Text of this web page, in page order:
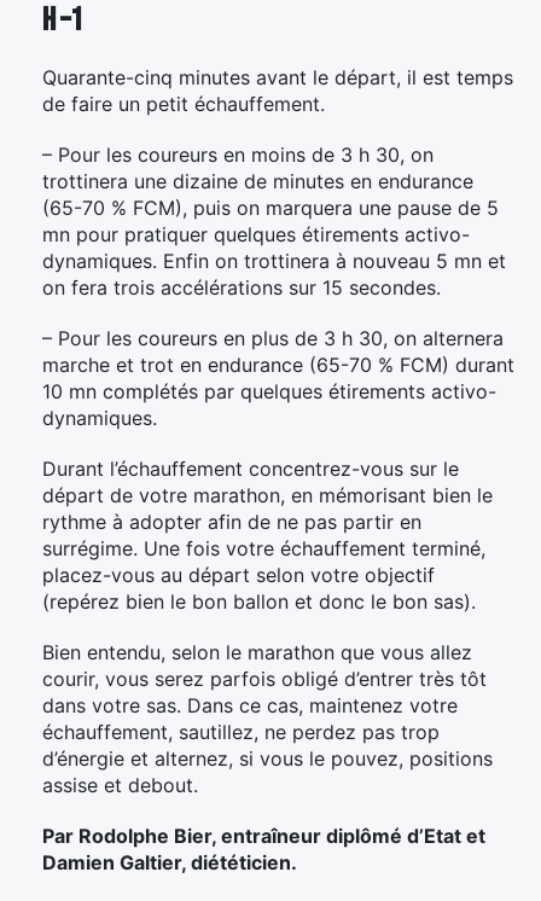
H –1
Quarante-cinq minutes avant le départ, il est temps
de faire un petit échauffement.
– Pour les coureurs en moins de 3 h 30, on
trottinera une dizaine de minutes en endurance
(65-70 % FCM), puis on marquera une pause de 5
mn pour pratiquer quelques étirements activo-
dynamiques. Enfin on trottinera à nouveau 5 mn et
on fera trois accélérations sur 15 secondes.
– Pour les coureurs en plus de 3 h 30, on alternera
marche et trot en endurance (65-70 % FCM) durant
10 mn complétés par quelques étirements activo-
dynamiques.
Durant l’échauffement concentrez-vous sur le
départ de votre marathon, en mémorisant bien le
rythme à adopter afin de ne pas partir en
surrégime. Une fois votre échauffement terminé,
placez-vous au départ selon votre objectif
(repérez bien le bon ballon et donc le bon sas).
Bien entendu, selon le marathon que vous allez
courir, vous serez parfois obligé d’entrer très tôt
dans votre sas. Dans ce cas, maintenez votre
échauffement, sautillez, ne perdez pas trop
d’énergie et alternez, si vous le pouvez, positions
assise et debout.
Par Rodolphe Bier, entraîneur diplômé d’Etat et
Damien Galtier, diététicien.